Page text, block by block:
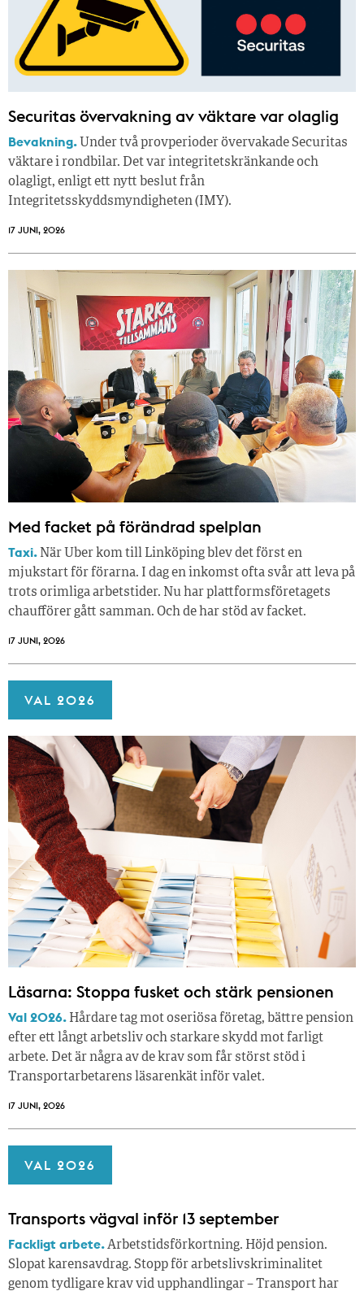
Securitas övervakning av väktare var olaglig
Bevakning. Under två provperioder övervakade Securitas
väktare i rondbilar. Det var integritetskränkande och
olagligt, enligt ett nytt beslut från
Integritetsskyddsmyndigheten (IMY).
17 JUNI, 2026
Med facket på förändrad spelplan
Taxi. När Uber kom till Linköping blev det först en
mjukstart för förarna. I dag en inkomst ofta svår att leva på
trots orimliga arbetstider. Nu har plattformsföretagets
chaufförer gått samman. Och de har stöd av facket.
17 JUNI, 2026
VAL 2026
Läsarna: Stoppa fusket och stärk pensionen
Val 2026. Hårdare tag mot oseriösa företag, bättre pension
efter ett långt arbetsliv och starkare skydd mot farligt
arbete. Det är några av de krav som får störst stöd i
Transportarbetarens läsar­enkät inför valet.
17 JUNI, 2026
VAL 2026
Transports vägval inför 13 september
Fackligt arbete.Arbetstidsförkortning. Höjd pension.
Slopat karensavdrag. Stopp för arbetslivskriminalitet
genom tydligare krav vid upphandlingar – Transport har